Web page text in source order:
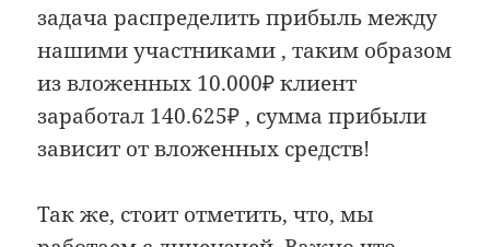
задача распределить прибыль между
нашими участниками , таким образом
из вложенных 10.000₽ клиент
заработал 140.625₽ , сумма прибыли
зависит от вложенных средств!
Так же, стоит отметить, что, мы